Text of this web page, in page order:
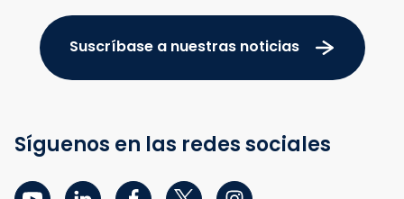
Suscríbase a nuestras noticias
Síguenos en las redes sociales